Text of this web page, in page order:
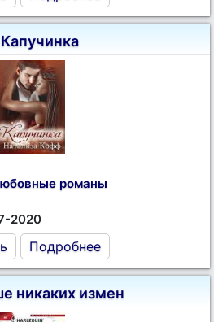
Капучинка
романы
2020
Подробнее
никаких измен